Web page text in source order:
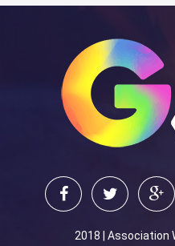
2018 | Association